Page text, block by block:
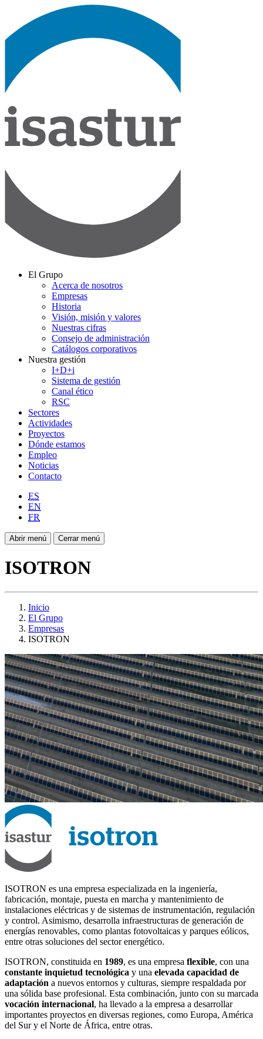
El Grupo
Acerca de nosotros
Empresas
Historia
Visión, misión y valores
Nuestras cifras
Consejo de administración
Catálogos corporativos
Nuestra gestión
I+D+i
Sistema de gestión
Canal ético
RSC
Sectores
Actividades
Proyectos
Dónde estamos
Empleo
Noticias
Contacto
ES
EN
FR
Abrir menú Cerrar menú
ISOTRON
Inicio
El Grupo
Empresas
ISOTRON
ISOTRON es una empresa especializada en la ingeniería,
fabricación, montaje, puesta en marcha y mantenimiento de
instalaciones eléctricas y de sistemas de instrumentación, regulación
y control. Asimismo, desarrolla infraestructuras de generación de
energías renovables, como plantas fotovoltaicas y parques eólicos,
entre otras soluciones del sector energético.
ISOTRON, constituida en 1989, es una empresa flexible, con una
constante inquietud tecnológica y una elevada capacidad de
adaptación a nuevos entornos y culturas, siempre respaldada por
una sólida base profesional. Esta combinación, junto con su marcada
vocación internacional, ha llevado a la empresa a desarrollar
importantes proyectos en diversas regiones, como Europa, América
del Sur y el Norte de África, entre otras.